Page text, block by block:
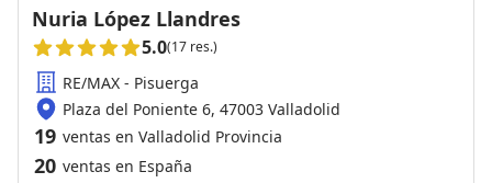
Nuria López Llandres
5.0(17 res.)
RE/MAX - Pisuerga
Plaza del Poniente 6, 47003 Valladolid
19 ventas en Valladolid Provincia
20 ventas en España